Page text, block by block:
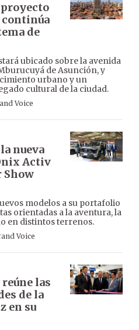
continúa
de
ubicado sobre la avenida
de Asunción, y
urbano y un
cultural de la ciudad.
Voice
nueva
Activ
Show
modelos a su portafolio
orientadas a la aventura, la
en distintos terrenos.
Voice
las
de la
en su